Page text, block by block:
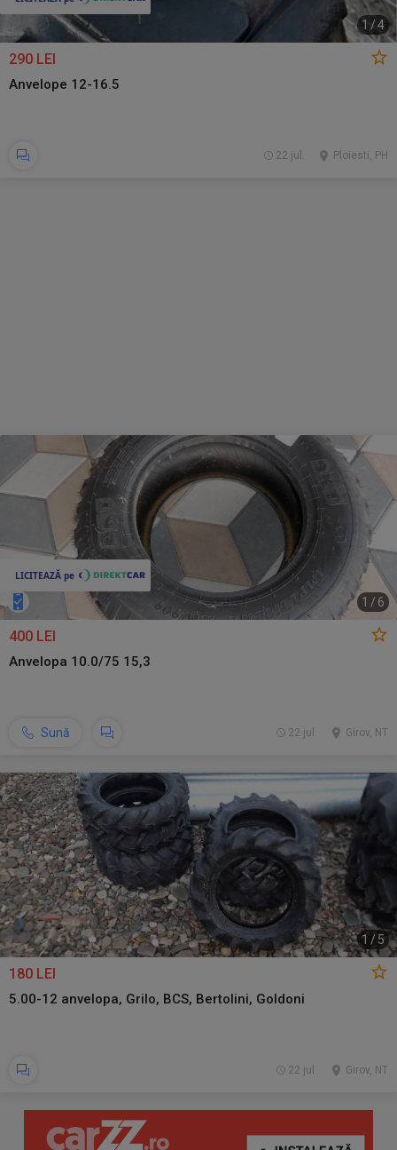
1 /4
290 LEI
Anvelope 12-16.5
Ploiesti, PH
22 jul.
1 / 6
400 LEI
Anvelopa 10.0/75 15,3
Sună Girov, NT
22 jul.
1 / 5
180 LEI
5.00-12 anvelopa, Grilo, BCS, Bertolini, Goldoni
Girov, NT
22 jul.